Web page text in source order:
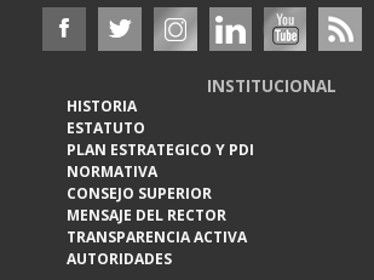
INSTITUCIONAL
HISTORIA
ESTATUTO
PLAN ESTRATEGICO Y PDI
NORMATIVA
CONSEJO SUPERIOR
MENSAJE DEL RECTOR
TRANSPARENCIA ACTIVA
AUTORIDADES